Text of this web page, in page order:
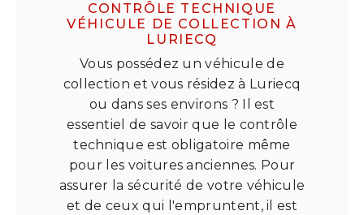
CONTRÔLE TECHNIQUE
VÉHICULE DE COLLECTION À
LURIECQ
Vous possédez un véhicule de
collection et vous résidez à Luriecq
ou dans ses environs ? Il est
essentiel de savoir que le contrôle
technique est obligatoire même
pour les voitures anciennes. Pour
assurer la sécurité de votre véhicule
et de ceux qui l'empruntent, il est